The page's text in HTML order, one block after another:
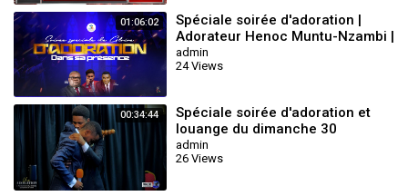
01:06:02
Spéciale soirée d'adoration |
Adorateur Henoc Muntu-Nzambi |
Dim 11 Janvier 2025
admin
24 Views
00:34:44
Spéciale soirée d'adoration et
louange du dimanche 30
Novembre 2025
admin
26 Views